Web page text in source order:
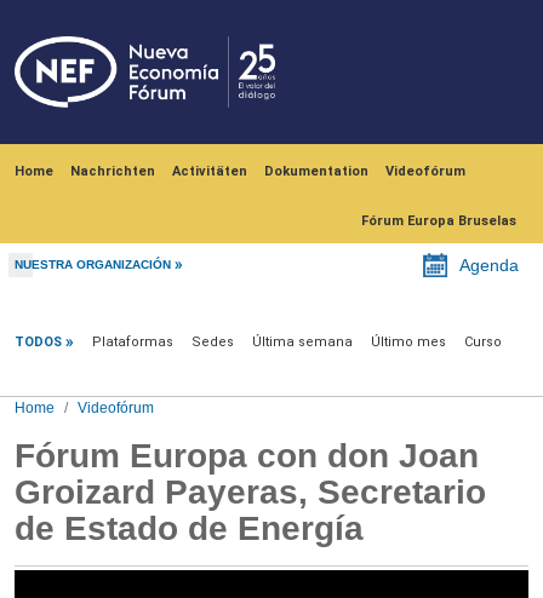
Home Nachrichten Activitäten Dokumentation Videofórum
Fórum Europa Bruselas
NUESTRA ORGANIZACIÓN Agenda
TODOS Plataformas Sedes Última semana Último mes Curso
Home Videofórum
Fórum Europa con don Joan
Groizard Payeras, Secretario
de Estado de Energía